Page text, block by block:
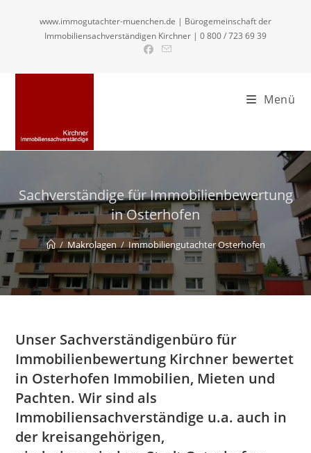
www.immogutachter-muenchen.de | Bürogemeinschaft der
Immobiliensachverständigen Kirchner | 0 800 / 723 69 39
Menü
Sachverständige für Immobilienbewertung
in Osterhofen
/ Makrolagen / Immobiliengutachter Osterhofen
Unser Sachverständigenbüro für
Immobilienbewertung Kirchner bewertet
in Osterhofen Immobilien, Mieten und
Pachten. Wir sind als
Immobiliensachverständige u.a. auch in
der kreisangehörigen,